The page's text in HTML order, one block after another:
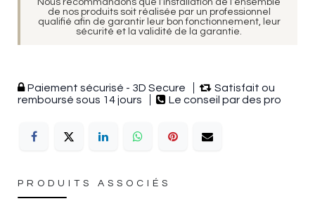
Nous recommandons que l’installation de l’ensemble
de nos produits soit réalisée par un professionnel
qualifié afin de garantir leur bon fonctionnement, leur
sécurité et la validité de la garantie.
Paiement sécurisé - 3D Secure
Satisfait ou
remboursé sous 14 jours
Le conseil par des pro
PRODUITS ASSOCIÉS